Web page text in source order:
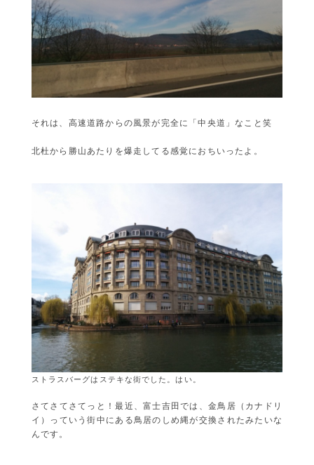
それは、高速道路からの風景が完全に「中央道」なこと笑
北杜から勝山あたりを爆走してる感覚におちいったよ。
ストラスバーグはステキな街でした。はい。
さてさてさてっと！最近、富士吉田では、金鳥居（カナドリ
イ）っていう街中にある鳥居のしめ縄が交換されたみたいな
んです。